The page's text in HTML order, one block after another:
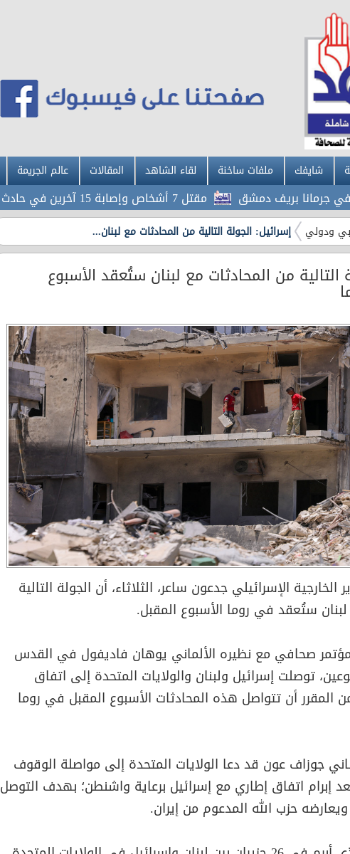
شايفك ملفات ساخنة لقاء الشاهد المقالات عالم الجريمة
بريف دمشق مقتل 7 أشخاص وإصابة 15 آخرين في حادث إطلاق نار بمدرسة شمال بانكوك
ودولي إسرائيل: الجولة التالية من المحادثات مع لبنان...
التالية من المحادثات مع لبنان ستُعقد الأسبوع
الخارجية الإسرائيلي جدعون ساعر، الثلاثاء، أن الجولة التالية
ستُعقد في روما الأسبوع المقبل.
صحافي مع نظيره الألماني يوهان فاديفول في القدس
توصلت إسرائيل ولبنان والولايات المتحدة إلى اتفاق
المقرر أن تتواصل هذه المحادثات الأسبوع المقبل في روما
جوزاف عون قد دعا الولايات المتحدة إلى مواصلة الوقوف
إبرام اتفاق إطاري مع إسرائيل برعاية واشنطن؛ بهدف التوصل
حزب الله المدعوم من إيران.